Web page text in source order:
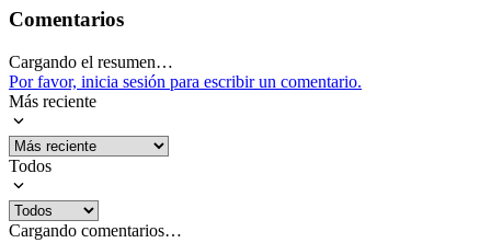
Comentarios
Cargando el resumen…
Por favor, inicia sesión para escribir un comentario.
Más reciente
Todos
Cargando comentarios…